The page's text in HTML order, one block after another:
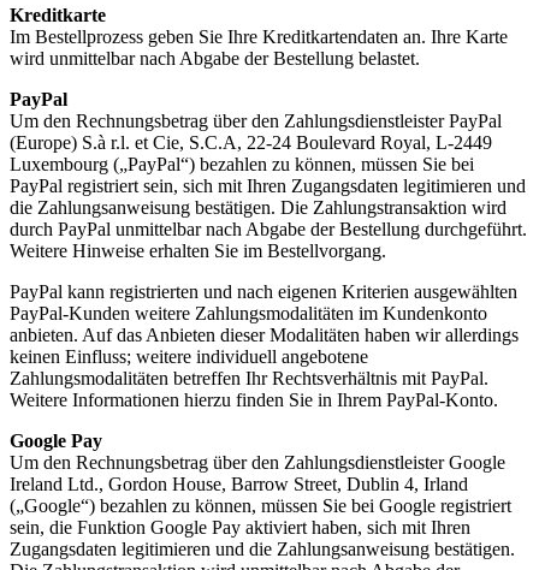
Kreditkarte
Im Bestellprozess geben Sie Ihre Kreditkartendaten an. Ihre Karte
wird unmittelbar nach Abgabe der Bestellung belastet.
PayPal
Um den Rechnungsbetrag über den Zahlungsdienstleister PayPal
(Europe) S.à r.l. et Cie, S.C.A, 22-24 Boulevard Royal, L-2449
Luxembourg („PayPal“) bezahlen zu können, müssen Sie bei
PayPal registriert sein, sich mit Ihren Zugangsdaten legitimieren und
die Zahlungsanweisung bestätigen. Die Zahlungstransaktion wird
durch PayPal unmittelbar nach Abgabe der Bestellung durchgeführt.
Weitere Hinweise erhalten Sie im Bestellvorgang.
PayPal kann registrierten und nach eigenen Kriterien ausgewählten
PayPal-Kunden weitere Zahlungsmodalitäten im Kundenkonto
anbieten. Auf das Anbieten dieser Modalitäten haben wir allerdings
keinen Einfluss; weitere individuell angebotene
Zahlungsmodalitäten betreffen Ihr Rechtsverhältnis mit PayPal.
Weitere Informationen hierzu finden Sie in Ihrem PayPal-Konto.
Google Pay
Um den Rechnungsbetrag über den Zahlungsdienstleister Google
Ireland Ltd., Gordon House, Barrow Street, Dublin 4, Irland
(„Google“) bezahlen zu können, müssen Sie bei Google registriert
sein, die Funktion Google Pay aktiviert haben, sich mit Ihren
Zugangsdaten legitimieren und die Zahlungsanweisung bestätigen.